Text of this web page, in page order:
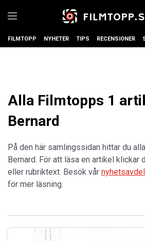
FILMTOPP NYHETER TIPS RECENSIONER
Alla Filmtopps 1
Bernard
På den här samlingssidan hittar du
Bernard. För att läsa en artikel klickar
eller rubriktext. Besök vår
för mer läsning.